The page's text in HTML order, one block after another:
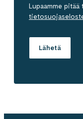
Lupaamme